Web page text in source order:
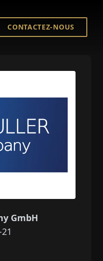
CONTACTEZ-NOUS
GmbH